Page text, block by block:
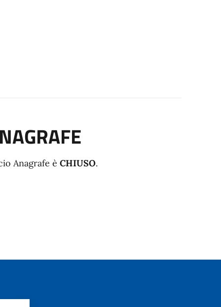
Anagrafe è CHIUSO.